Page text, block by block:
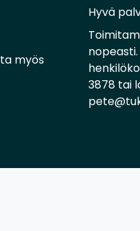
myös
Hyvä
3878 tai